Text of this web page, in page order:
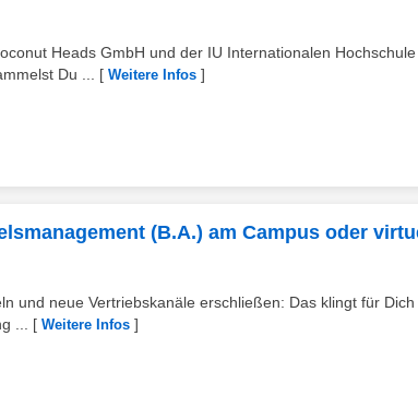
Heads GmbH und der IU Internationalen
Du ...
[ Weitere Infos ]
(B.A.) am Campus oder
und neue Vertriebskanäle erschließen: Das klingt für Dich
...
[ Weitere Infos ]